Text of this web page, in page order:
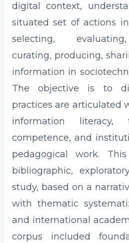
digital context,
situated set of actions
selecting,
curating, producing,
information in
The objective is to
practices are articulated
information literacy,
competence, and
pedagogical work.
bibliographic,
study, based on a
with thematic
and international
corpus included